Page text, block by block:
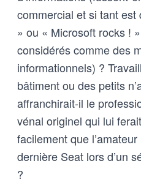
commercial et si tant
» ou « Microsoft rocks !
considérés comme des
informationnels) ?
bâtiment ou des petits
affranchirait-il le
vénal originel qui lui
facilement que
dernière Seat lors d’un
?